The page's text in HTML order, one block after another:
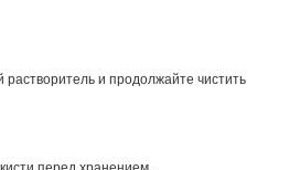
и продолжайте чистить
перед хранением.